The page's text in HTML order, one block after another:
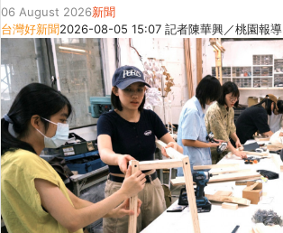
06 August 2026新聞
台灣好新聞2026-08-05 15:07 記者陳華興／桃園報導